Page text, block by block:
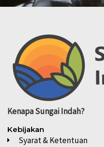
KenapaSungai Indah?
Kebijakan
Syarat & Ketentuan